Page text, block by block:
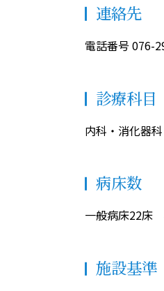
連絡先
電話番号 076-
診療科目
内科・消化器
病床数
一般病床22床
施設基準